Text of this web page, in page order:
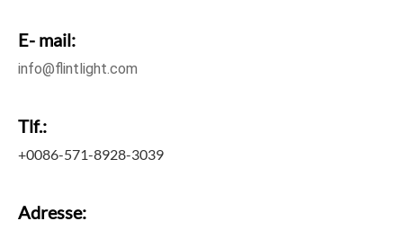
E- mail:
info@flintlight.com
Tlf.:
+0086-571-8928-3039
Adresse: